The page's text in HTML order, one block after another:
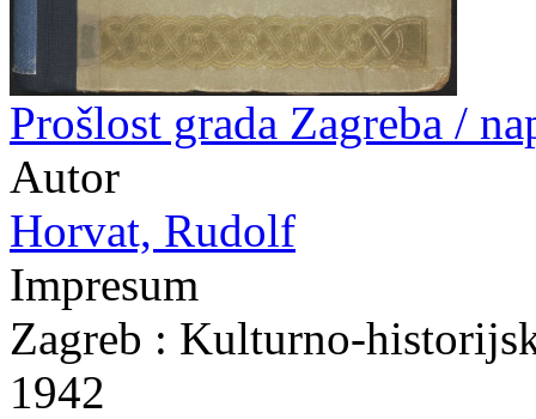
Prošlost grada Zagreba /
Autor
Horvat, Rudolf
Impresum
Zagreb : Kulturno-
1942